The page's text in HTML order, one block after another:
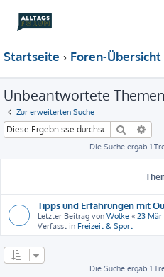
Startseite Foren-Übersicht
Unbeantwortete Themen
Zur erweiterten Suche
Suche
Die Suche ergab 1
Tipps und Erfahrungen mit
Letzter Beitrag von Wolke « 23 Mär
Verfasst in Freizeit & Sport
Die Suche ergab 1